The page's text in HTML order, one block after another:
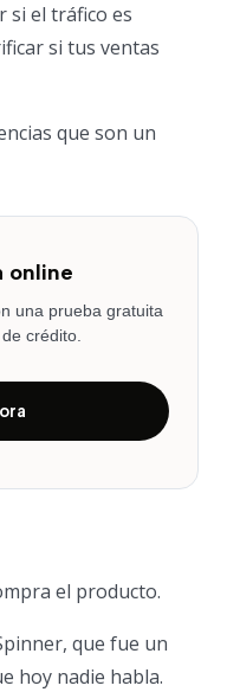
si el tráfico es
si tus ventas
que son un
online
una prueba gratuita
crédito.
el producto.
que fue un
hoy nadie habla.